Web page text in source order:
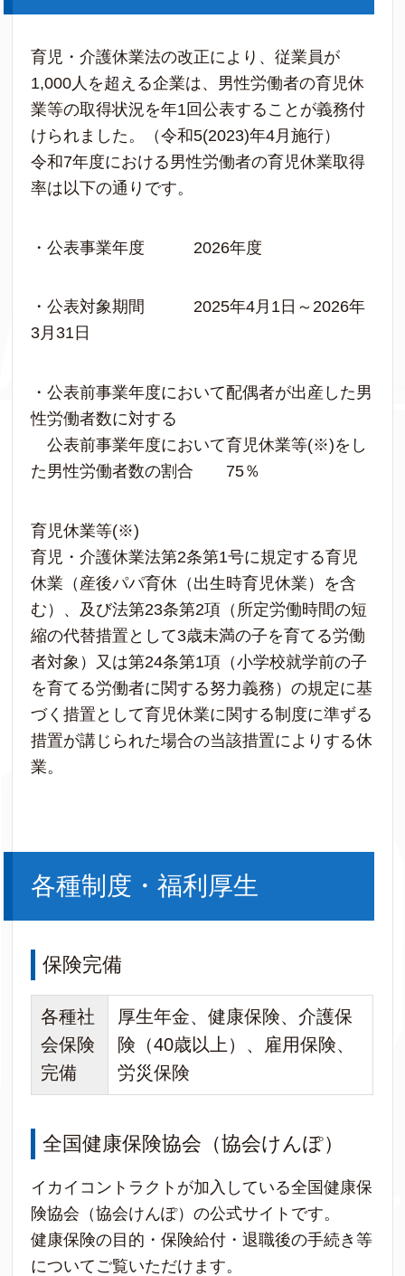
育児・介護休業法の改正により、従業員が
1,000人を超える企業は、男性労働者の育児休
業等の取得状況を年1回公表することが義務付
けられました。（令和5(2023)年4月施行）
令和7年度における男性労働者の育児休業取得
率は以下の通りです。
・公表事業年度 2026年度
・公表対象期間 2025年4月1日～2026年
3月31日
・公表前事業年度において配偶者が出産した男
性労働者数に対する
公表前事業年度において育児休業等(※)をし
た男性労働者数の割合 75％
育児休業等(※)
育児・介護休業法第2条第1号に規定する育児
休業（産後パパ育休（出生時育児休業）を含
む）、及び法第23条第2項（所定労働時間の短
縮の代替措置として3歳未満の子を育てる労働
者対象）又は第24条第1項（小学校就学前の子
を育てる労働者に関する努力義務）の規定に基
づく措置として育児休業に関する制度に準ずる
措置が講じられた場合の当該措置によりする休
業。
各種制度・福利厚生
保険完備
各種社
会保険
完備
厚生年金、健康保険、介護保
険（40歳以上）、雇用保険、
労災保険
全国健康保険協会（協会けんぽ）
イカイコントラクトが加入している全国健康保
険協会（協会けんぽ）の公式サイトです。
健康保険の目的・保険給付・退職後の手続き等
についてご覧いただけます。